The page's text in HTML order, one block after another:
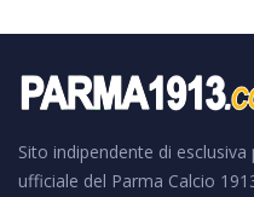
Sito indipendente di esclusiva
ufficiale del Parma Calcio